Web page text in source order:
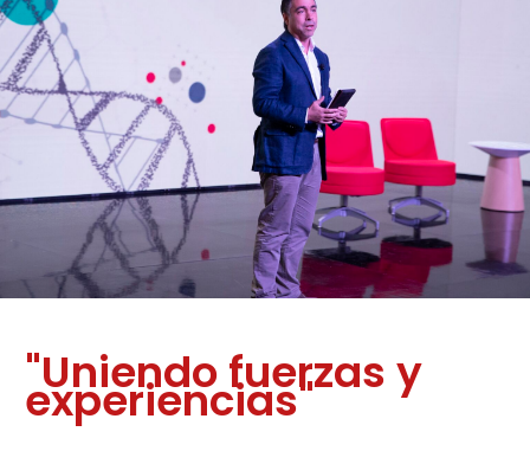
"Uniendo fuerzas y
experiencias"